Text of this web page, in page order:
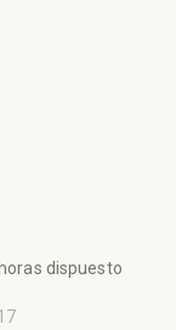
dispuesto